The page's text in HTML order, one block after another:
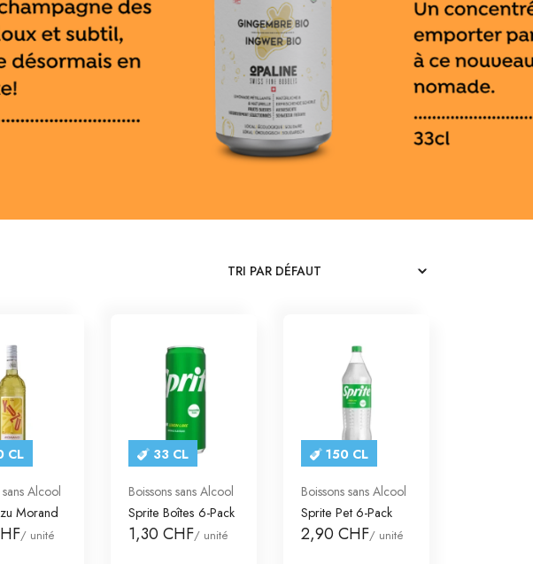
CL
sans Alcool
Morand
/ unité
33 CL
Boissons sans Alcool
Sprite Boîtes 6-Pack
1,30 CHF/ unité
150 CL
Boissons sans Alcool
Sprite Pet 6-Pack
2,90 CHF/ unité